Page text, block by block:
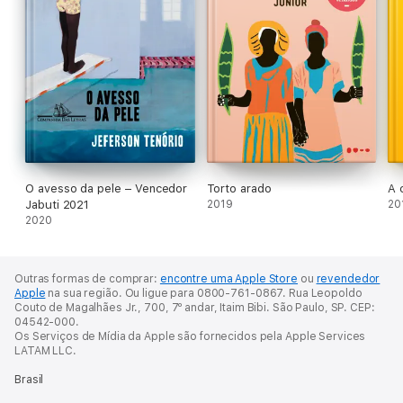
O avesso da pele – Vencedor
Jabuti 2021
2020
Torto arado
2019
A
Outras formas de comprar: encontre uma Apple Store ou revendedor
Apple na sua região. Ou ligue para 0800-761-0867. Rua Leopoldo
Couto de Magalhães Jr., 700, 7º andar, Itaim Bibi. São Paulo, SP. CEP:
04542-000.
Os Serviços de Mídia da Apple são fornecidos pela Apple Services
LATAM LLC.
Brasil